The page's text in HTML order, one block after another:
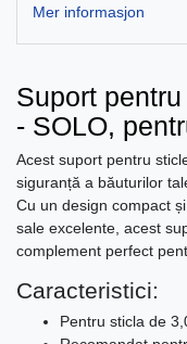
Mer informasjon
Suport
- SOLO,
Acest suport pentru
siguranță a băuturilor
Cu un design compact
sale excelente, acest
complement perfect
Caracteristici:
Pentru sticla de